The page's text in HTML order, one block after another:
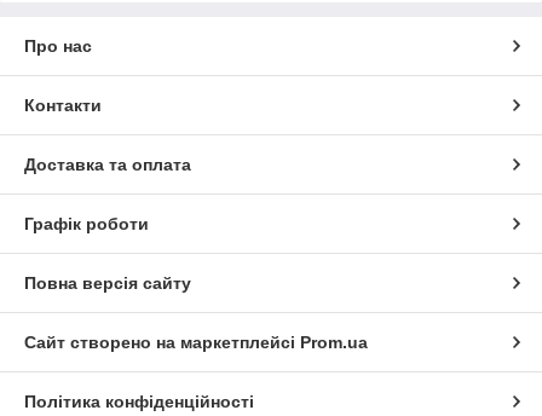
Про нас
Контакти
Доставка та оплата
Графік роботи
Повна версія сайту
Сайт створено на маркетплейсі Prom.ua
Політика конфіденційності